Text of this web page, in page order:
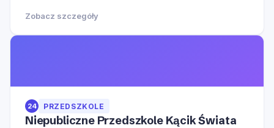
godzinach otwarcia oraz na Naszą stronę internetową
Zobacz szczegóły
24 PRZEDSZKOLE
Niepubliczne Przedszkole Kącik Świata